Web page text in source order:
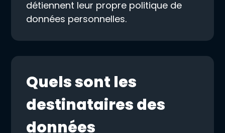
détiennent leur propre politique de
données personnelles.
Quels sont les
destinataires des
données